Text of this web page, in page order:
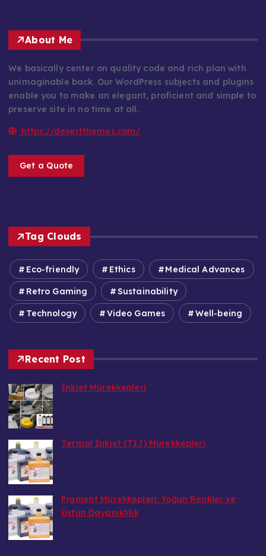
About Me
We basically center on quality code and rich plan with
unimaginable back. Our WordPress subjects and plugins
enable you to make an elegant, proficient and simple to
preserve site in no time at all.
https://desertthemes.com/
Get a Quote
Tag Clouds
Eco-friendly Ethics Medical Advances
Retro Gaming Sustainability
Technology Video Games Well-being
Recent Post
İnkjet Mürekkepleri
Termal İnkjet (TIJ) Mürekkepleri
Pigment Mürekkepleri: Yoğun Renkler ve
Üstün Dayanıklılık